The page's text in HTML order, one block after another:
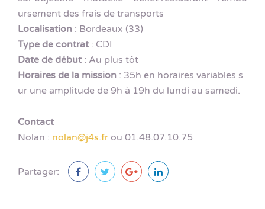
ursement des frais de transports
Localisation : Bordeaux (33)
Type de contrat: CDI
Date de début: Au plus tôt
Horaires de la mission : 35h en horaires variables s
ur une amplitude de 9h à 19h du lundi au samedi.
Contact
Nolan : nolan@j4s.fr ou 01.48.07.10.75
Partager: